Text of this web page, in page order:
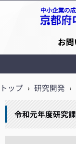
京都府中小企業技術
お
トップ › 研究開発 ›
令和元年度研究